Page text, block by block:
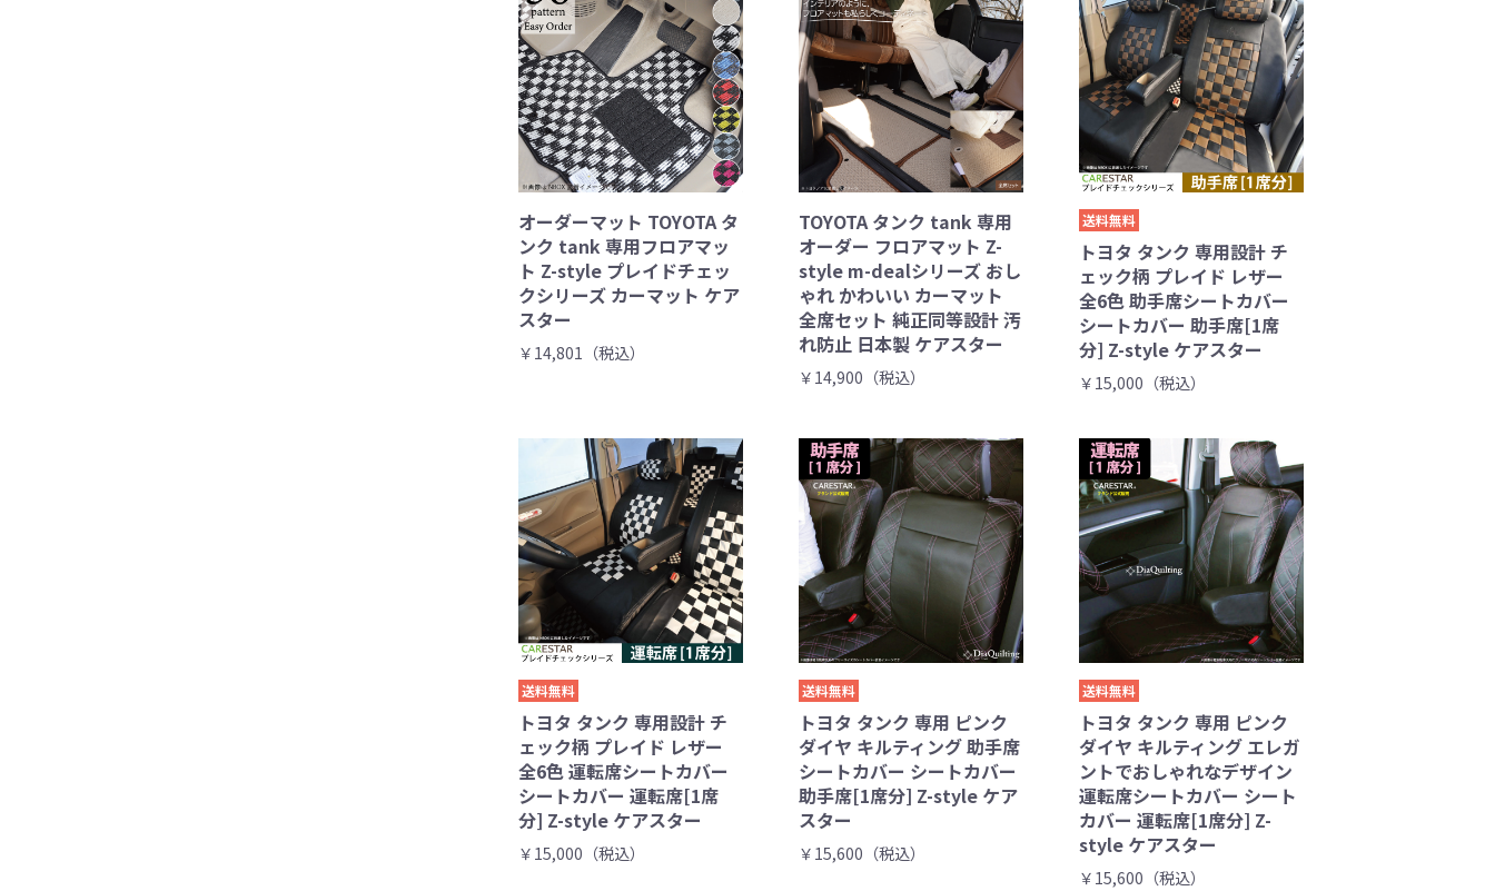
オーダーマット TOYOTA タ
ンク tank 専用フロアマッ
ト Z-style プレイドチェッ
クシリーズ カーマット ケア
スター
￥14,801（税込）
TOYOTA タンク tank 専用
オーダー フロアマット Z-
style m-dealシリーズ おし
ゃれ かわいい カーマット
全席セット 純正同等設計 汚
れ防止 日本製 ケアスター
￥14,900（税込）
送料無料
トヨタ タンク 専用設計 チ
ェック柄 プレイド レザー
全6色 助手席シートカバー
シートカバー 助手席[1席
分] Z-style ケアスター
￥15,000（税込）
送料無料
トヨタ タンク 専用設計 チ
ェック柄 プレイド レザー
全6色 運転席シートカバー
シートカバー 運転席[1席
分] Z-style ケアスター
￥15,000（税込）
送料無料
トヨタ タンク 専用 ピンク
ダイヤ キルティング 助手席
シートカバー シートカバー
助手席[1席分] Z-style ケア
スター
￥15,600（税込）
送料無料
トヨタ タンク 専用 ピンク
ダイヤ キルティング エレガ
ントでおしゃれなデザイン
運転席シートカバー シート
カバー 運転席[1席分] Z-
style ケアスター
￥15,600（税込）